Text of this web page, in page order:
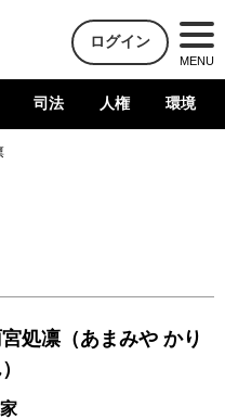
ログイン
MENU
司法 人権 環境
処凛（あまみや かり